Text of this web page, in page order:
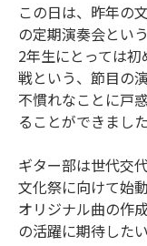
この日は、昨年の
の定期演奏会とい
2年生にとっては
戦という、節目の演
不慣れなことに戸
ることができました
ギター部は世代交
文化祭に向けて始
オリジナル曲の作
の活躍に期待したい